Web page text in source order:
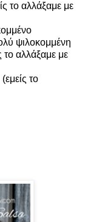
το αλλάξαμε με
ψιλοκομμένη
το αλλάξαμε με
το